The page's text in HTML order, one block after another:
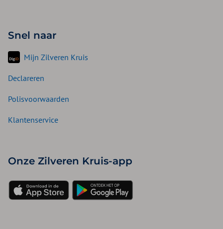
Snel naar
Mijn Zilveren Kruis
Declareren
Polisvoorwaarden
Klantenservice
Onze Zilveren Kruis-app